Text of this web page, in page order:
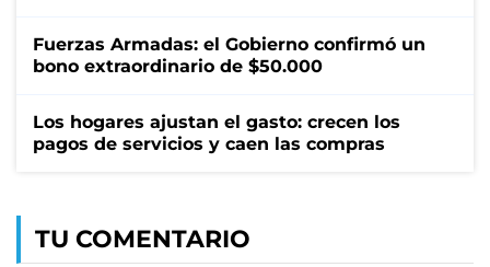
Fuerzas Armadas: el Gobierno confirmó un
bono extraordinario de $50.000
Los hogares ajustan el gasto: crecen los
pagos de servicios y caen las compras
TU COMENTARIO